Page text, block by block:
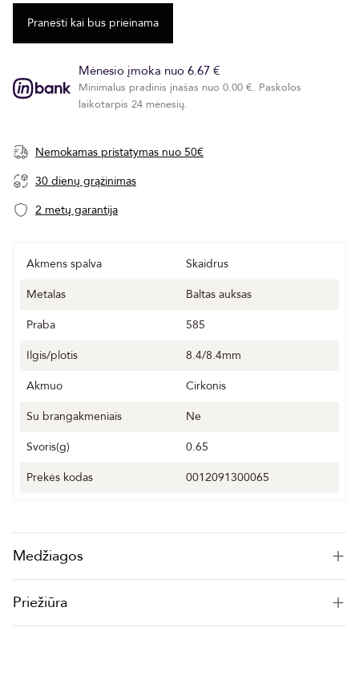
Mėnesio įmoka nuo 6.67 €
Minimalus pradinis įnašas nuo 0.00 €. Paskolos
laikotarpis 24 mėnesių.
Nemokamas pristatymas nuo 50€
30 dienų grąžinimas
2 metų garantija
Akmens spalva
Skaidrus
Metalas
Baltas auksas
Praba
585
Ilgis/plotis
8.4/8.4mm
Akmuo
Cirkonis
Su brangakmeniais
Ne
Svoris(g)
0.65
Prekės kodas
0012091300065
Medžiagos
Priežiūra